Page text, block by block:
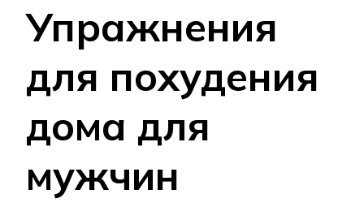
Упражнения
для похудения
дома для
мужчин